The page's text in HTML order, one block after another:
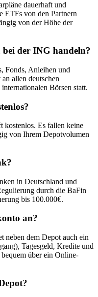
dauerhaft und
ETFs von den Partnern
von der Höhe der
der ING handeln?
Fonds, Anleihen und
allen deutschen
Börsen statt.
kostenlos. Es fallen keine
von Ihrem Depotvolumen
in Deutschland und
durch die BaFin
bis 100.000€.
an?
neben dem Depot auch ein
Tagesgeld, Kredite und
über ein Online-